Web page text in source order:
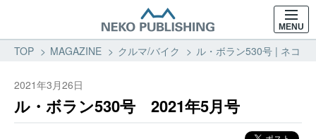
MENU
TOP MAGAZINE クルマ/バイク ル・ボラン530号 | ネコ・
2021年3月26日
ル・ボラン530号 2021年5月号